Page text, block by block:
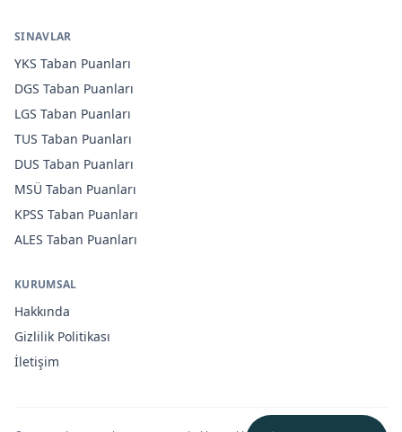
SINAVLAR
YKS Taban Puanları
DGS Taban Puanları
LGS Taban Puanları
TUS Taban Puanları
DUS Taban Puanları
MSÜ Taban Puanları
KPSS Taban Puanları
ALES Taban Puanları
KURUMSAL
Hakkında
Gizlilik Politikası
İletişim